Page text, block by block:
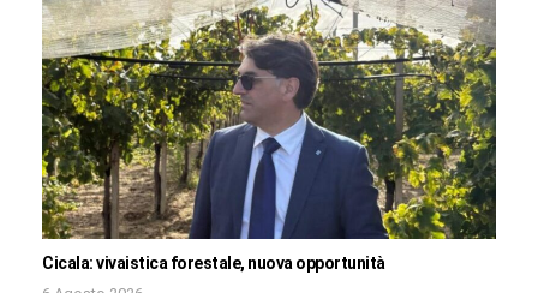
Cicala: vivaistica forestale, nuova opportunità